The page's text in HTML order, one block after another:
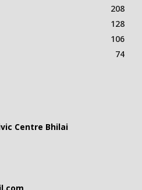
208
128
106
74
Centre Bhilai